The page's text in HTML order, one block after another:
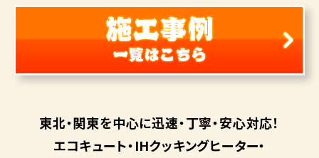
東北・関東を中心に迅速・丁寧・安心対応！
エコキュート・IHクッキングヒーター・